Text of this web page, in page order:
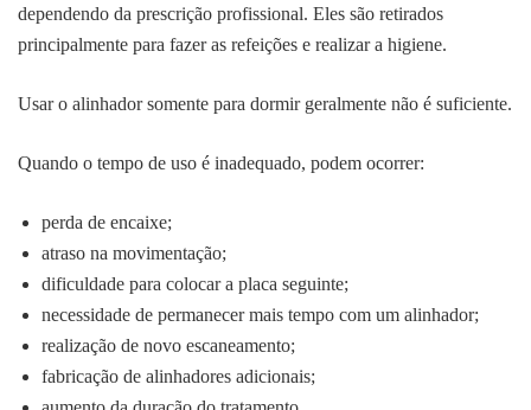
dependendo da prescrição profissional. Eles são retirados
principalmente para fazer as refeições e realizar a higiene.
Usar o alinhador somente para dormir geralmente não é suficiente.
Quando o tempo de uso é inadequado, podem ocorrer:
perda de encaixe;
atraso na movimentação;
dificuldade para colocar a placa seguinte;
necessidade de permanecer mais tempo com um alinhador;
realização de novo escaneamento;
fabricação de alinhadores adicionais;